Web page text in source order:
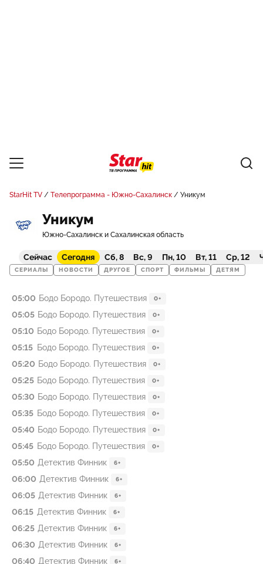
StarHit TV Телепрограмма - Южно-Сахалинск Уникум
Уникум
Южно-Сахалинск и Сахалинская область
Сейчас Сегодня Сб, 8 Вс, 9 Пн, 10 Вт, 11 Ср, 12
СЕРИАЛЫ НОВОСТИ ДРУГОЕ СПОРТ ФИЛЬМЫ ДЕТЯМ
05:00 Бодо Бородо. Путешествия 0+
05:05 Бодо Бородо. Путешествия 0+
05:10 Бодо Бородо. Путешествия 0+
05:15 Бодо Бородо. Путешествия 0+
05:20 Бодо Бородо. Путешествия 0+
05:25 Бодо Бородо. Путешествия 0+
05:30 Бодо Бородо. Путешествия 0+
05:35 Бодо Бородо. Путешествия 0+
05:40 Бодо Бородо. Путешествия 0+
05:45 Бодо Бородо. Путешествия 0+
05:50 Детектив Финник 6+
06:00 Детектив Финник 6+
06:05 Детектив Финник 6+
06:15 Детектив Финник 6+
06:25 Детектив Финник 6+
06:30 Детектив Финник 6+
06:40 Детектив Финник 6+